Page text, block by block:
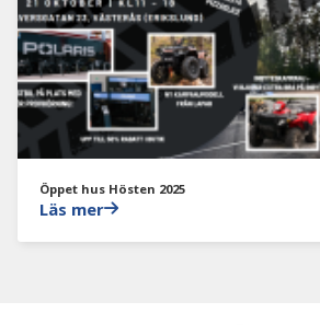
Öppet hus Hösten 2025
Läs mer